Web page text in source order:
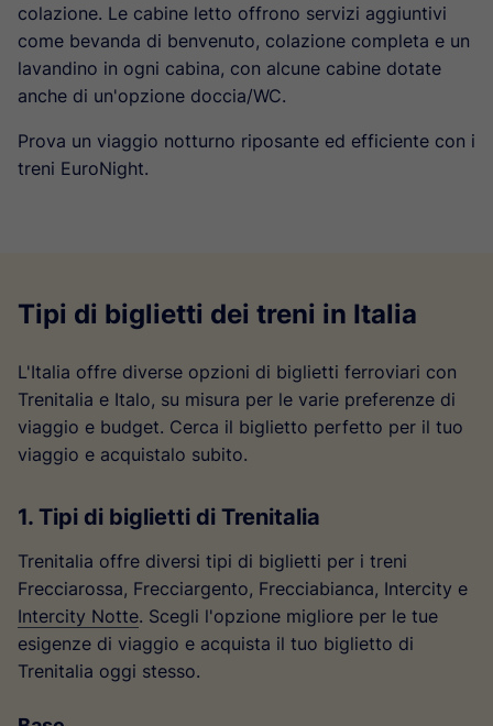
colazione. Le cabine letto offrono servizi aggiuntivi
come bevanda di benvenuto, colazione completa e un
lavandino in ogni cabina, con alcune cabine dotate
anche di un'opzione doccia/WC.
Prova un viaggio notturno riposante ed efficiente con i
treni EuroNight.
Tipi di biglietti dei treni in Italia
L'Italia offre diverse opzioni di biglietti ferroviari con
Trenitalia e Italo, su misura per le varie preferenze di
viaggio e budget. Cerca il biglietto perfetto per il tuo
viaggio e acquistalo subito.
1. Tipi di biglietti di Trenitalia
Trenitalia offre diversi tipi di biglietti per i treni
Frecciarossa, Frecciargento, Frecciabianca, Intercity e
Intercity Notte. Scegli l'opzione migliore per le tue
esigenze di viaggio e acquista il tuo biglietto di
Trenitalia oggi stesso.